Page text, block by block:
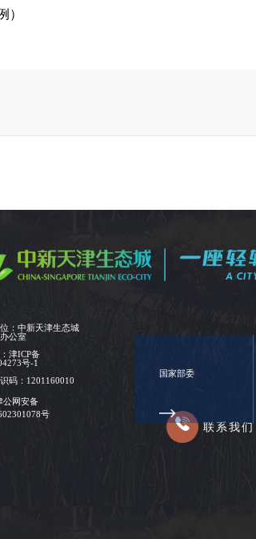
）
：中新天津生态城
公室
津ICP备
号-1
码：1201160010
公网安备
号
联系我们
国家部委